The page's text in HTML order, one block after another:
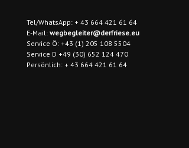
Tel/WhatsApp: + 43 664 421 61 64
E-Mail:wegbegleiter@derfriese.eu
Service Ö: +43 (1) 205 108 5504
Service D +49 (30) 652 124 470
Persönlich: + 43 664 421 61 64